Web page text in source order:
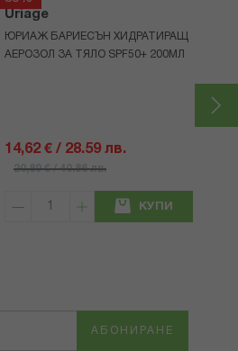
Uriage
ЮРИАЖ БАРИЕСЪН ХИДРАТИРАЩ
АЕРОЗОЛ ЗА ТЯЛО SPF50+ 200МЛ
14,62 € / 28.59 лв.
20,89 € / 40.86 лв.
КУПИ
АБОНИРАНЕ